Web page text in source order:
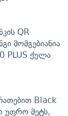
QR
მომგებიანია
PLUS ქულა
Black
უფრო მეტს,